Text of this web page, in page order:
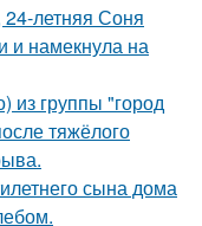
летняя Соня
и намекнула на
из группы "город
тяжёлого
сына дома